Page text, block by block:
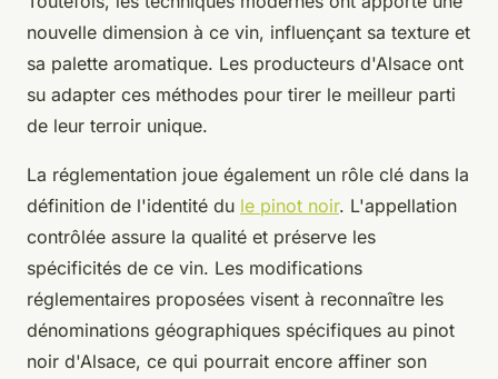
nouvelle dimension à ce vin, influençant sa texture et
sa palette aromatique. Les producteurs d'Alsace ont
su adapter ces méthodes pour tirer le meilleur parti
de leur terroir unique.
La réglementation joue également un rôle clé dans la
définition de l'identité du le pinot noir. L'appellation
contrôlée assure la qualité et préserve les
spécificités de ce vin. Les modifications
réglementaires proposées visent à reconnaître les
dénominations géographiques spécifiques au pinot
noir d'Alsace, ce qui pourrait encore affiner son